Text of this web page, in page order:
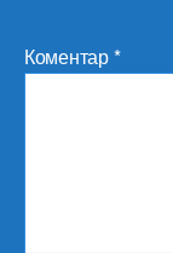
Коментар*